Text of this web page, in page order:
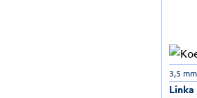
Linka
3,5